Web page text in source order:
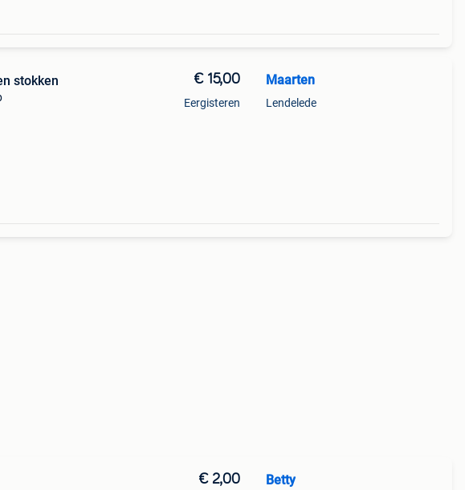
stokken € 15,00
Eergisteren
Maarten
Lendelede
€ 2,00 Betty